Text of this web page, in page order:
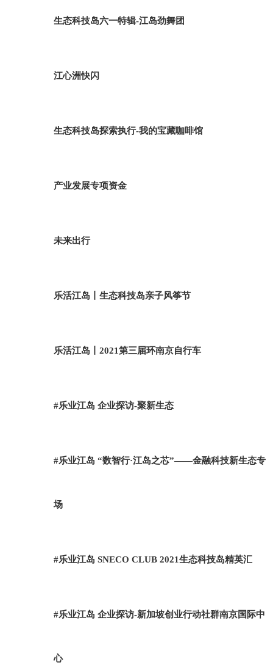
生态科技岛六一特辑-江岛劲舞团
江心洲快闪
生态科技岛探索执行-我的宝藏咖啡馆
产业发展专项资金
未来出行
乐活江岛丨生态科技岛亲子风筝节
乐活江岛丨2021第三届环南京自行车
#乐业江岛 企业探访-聚新生态
#乐业江岛 “数智行·江岛之芯”——金融科技新生态专
场
#乐业江岛 SNECO CLUB 2021生态科技岛精英汇
#乐业江岛 企业探访-新加坡创业行动社群南京国际中
心